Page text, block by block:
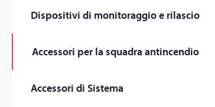
Dispositivi di monitoraggio e rilascio
Accessori per la squadra antincendio
Accessori di Sistema